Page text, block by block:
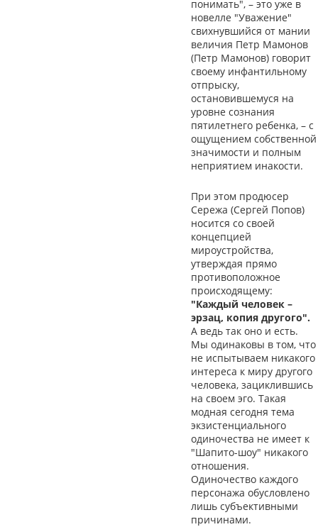
понимать", – это уже в
новелле "Уважение"
свихнувшийся от мании
величия Петр Мамонов
(Петр Мамонов) говорит
своему инфантильному
отпрыску,
остановившемуся на
уровне сознания
пятилетнего ребенка, – с
ощущением собственной
значимости и полным
неприятием инакости.
При этом продюсер
Сережа (Сергей Попов)
носится со своей
концепцией
мироустройства,
утверждая прямо
противоположное
происходящему:
"Каждый человек –
эрзац, копия другого".
А ведь так оно и есть.
Мы одинаковы в том, что
не испытываем никакого
интереса к миру другого
человека, зациклившись
на своем эго. Такая
модная сегодня тема
экзистенциального
одиночества не имеет к
"Шапито-шоу" никакого
отношения.
Одиночество каждого
персонажа обусловлено
лишь субъективными
причинами.